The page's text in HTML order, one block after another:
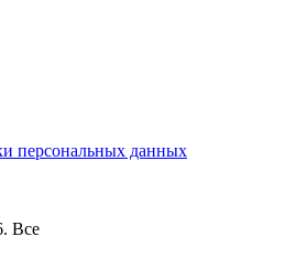
персональных данных
Все